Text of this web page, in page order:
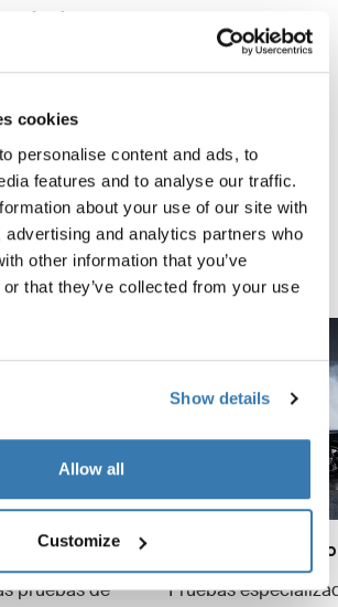
cookies
personalise content and ads, to
features and to analyse our traffic.
about your use of our site with
advertising and analytics partners who
other information that you’ve
that they’ve collected from your use
Show details
Allow all
Customize
límite
ubicado en Hillerstorp,
sistemas de portaequipajes están
tus equipos y ser instalados de
y firme posible. A continuación, te
de las tantas pruebas que
Center
pruebas de
Simulaciones de
Pruebas